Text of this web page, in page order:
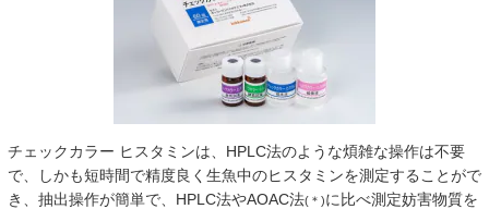
チェックカラー ヒスタミンは、HPLC法のような煩雑な操作は不要
で、しかも短時間で精度良く生魚中のヒスタミンを測定することがで
き、抽出操作が簡単で、HPLC法やAOAC法(＊)に比べ測定妨害物質を